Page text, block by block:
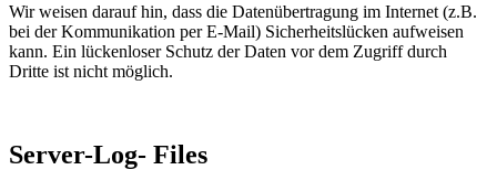
Wir weisen darauf hin, dass die Datenübertragung im Internet (z.B.
bei der Kommunikation per E-Mail) Sicherheitslücken aufweisen
kann. Ein lückenloser Schutz der Daten vor dem Zugriff durch
Dritte ist nicht möglich.
Server-Log- Files